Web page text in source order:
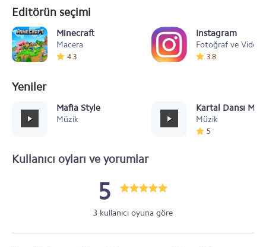
Editörün seçimi
Minecraft
Macera
4.3
Instagram
Fotoğraf ve Video
3.8
Yeniler
Mafia Style
Müzik
Kartal Dansı
Müzik
5
Kullanıcı oyları ve yorumlar
5
3 kullanıcı oyuna göre